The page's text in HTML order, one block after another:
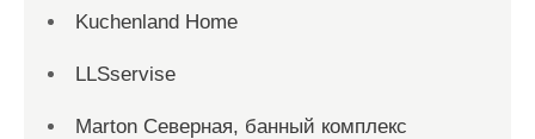
Kuchenland Home
LLSservise
Marton Северная, банный комплекс